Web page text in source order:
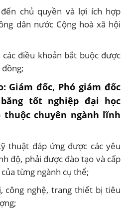
chủ quyền và lợi ích hợp
dân nước Cộng hoà xã hội
điều khoản bắt buộc được
Giám đốc, Phó giám đốc
tốt nghiệp đại học
thuộc chuyên ngành lĩnh
thuật đáp ứng được các yêu
độ, phải được đào tạo và cấp
từng ngành cụ thể;
công nghệ, trang thiết bị tiêu